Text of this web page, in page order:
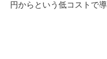
円からという低コストで